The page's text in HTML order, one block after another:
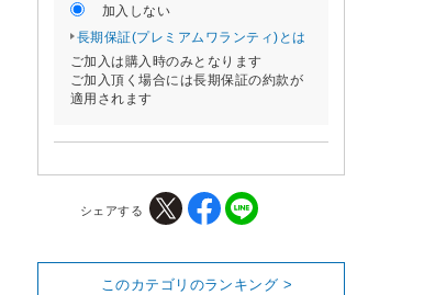
加入しない
長期保証(プレミアムワランティ)とは
ご加入は購入時のみとなります
ご加入頂く場合には長期保証の約款が
適用されます
シェアする
このカテゴリのランキング >